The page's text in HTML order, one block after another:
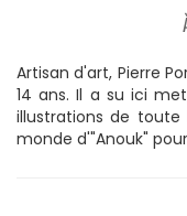
Artisan d'art, Pierre
14 ans. Il a su ici
illustrations de
monde d'"Anouk"